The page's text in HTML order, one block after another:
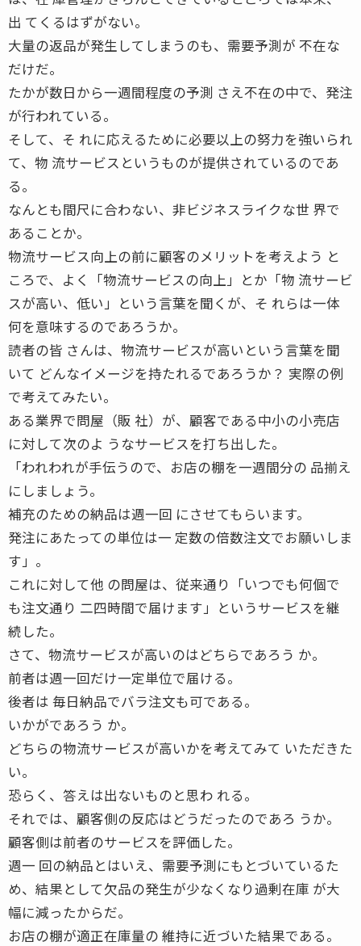
出 てくるはずがない。
大量の返品が発生してしまうのも、需要予測が 不在な
だけだ。
たかが数日から一週間程度の予測 さえ不在の中で、発注
が行われている。
そして、そ れに応えるために必要以上の努力を強いられ
て、物 流サービスというものが提供されているのであ
る。
なんとも間尺に合わない、非ビジネスライクな世 界で
あることか。
物流サービス向上の前に顧客のメリットを考えよう と
ころで、よく「物流サービスの向上」とか「物 流サービ
スが高い、低い」という言葉を聞くが、そ れらは一体
何を意味するのであろうか。
読者の皆 さんは、物流サービスが高いという言葉を聞
いて どんなイメージを持たれるであろうか？ 実際の例
で考えてみたい。
ある業界で問屋（販 社）が、顧客である中小の小売店
に対して次のよ うなサービスを打ち出した。
「われわれが手伝うので、お店の棚を一週間分の 品揃え
にしましょう。
補充のための納品は週一回 にさせてもらいます。
発注にあたっての単位は一 定数の倍数注文でお願いしま
す」。
これに対して他 の問屋は、従来通り「いつでも何個で
も注文通り 二四時間で届けます」というサービスを継
続した。
さて、物流サービスが高いのはどちらであろう か。
前者は週一回だけ一定単位で届ける。
後者は 毎日納品でバラ注文も可である。
いかがであろう か。
どちらの物流サービスが高いかを考えてみて いただきた
い。
恐らく、答えは出ないものと思わ れる。
それでは、顧客側の反応はどうだったのであろ うか。
顧客側は前者のサービスを評価した。
週一 回の納品とはいえ、需要予測にもとづいているた
め、結果として欠品の発生が少なくなり過剰在庫 が大
幅に減ったからだ。
お店の棚が適正在庫量の 維持に近づいた結果である。